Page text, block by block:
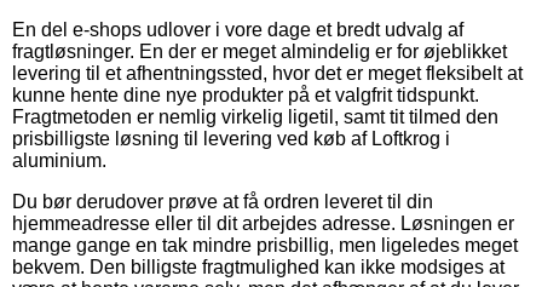
En del e-shops udlover i vore dage et bredt udvalg af
fragtløsninger. En der er meget almindelig er for øjeblikket
levering til et afhentningssted, hvor det er meget fleksibelt at
kunne hente dine nye produkter på et valgfrit tidspunkt.
Fragtmetoden er nemlig virkelig ligetil, samt tit tilmed den
prisbilligste løsning til levering ved køb af Loftkrog i
aluminium.
Du bør derudover prøve at få ordren leveret til din
hjemmeadresse eller til dit arbejdes adresse. Løsningen er
mange gange en tak mindre prisbillig, men ligeledes meget
bekvem. Den billigste fragtmulighed kan ikke modsiges at